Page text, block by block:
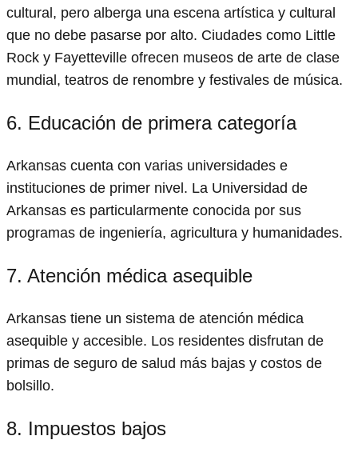
cultural, pero alberga una escena artística y cultural
que no debe pasarse por alto. Ciudades como Little
Rock y Fayetteville ofrecen museos de arte de clase
mundial, teatros de renombre y festivales de música.
6. Educación de primera categoría
Arkansas cuenta con varias universidades e
instituciones de primer nivel. La Universidad de
Arkansas es particularmente conocida por sus
programas de ingeniería, agricultura y humanidades.
7. Atención médica asequible
Arkansas tiene un sistema de atención médica
asequible y accesible. Los residentes disfrutan de
primas de seguro de salud más bajas y costos de
bolsillo.
8. Impuestos bajos